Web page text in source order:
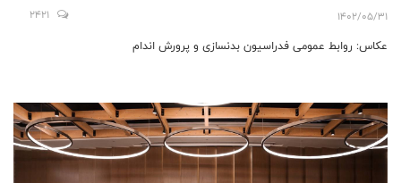
1402/05/31
2421
عکاس: روابط عمومی فدراسیون بدنسازی و پرورش اندام